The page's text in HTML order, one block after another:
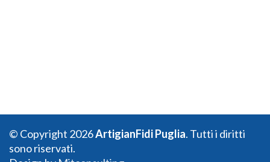
© Copyright 2026ArtigianFidi Puglia. Tutti i diritti
sono riservati.